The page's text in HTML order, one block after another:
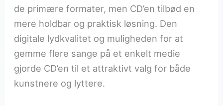
de primære formater, men CD’en tilbød en
mere holdbar og praktisk løsning. Den
digitale lydkvalitet og muligheden for at
gemme flere sange på et enkelt medie
gjorde CD’en til et attraktivt valg for både
kunstnere og lyttere.